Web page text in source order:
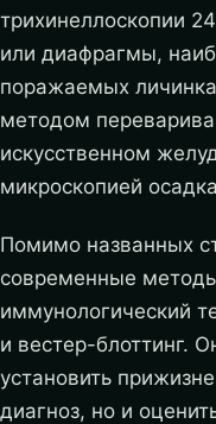
трихинеллоскопии
или диафрагмы,
поражаемых
методом
искусственном
микроскопией
Помимо названных
современные
иммунологический
и вестер-блоттинг.
установить
диагноз, но и